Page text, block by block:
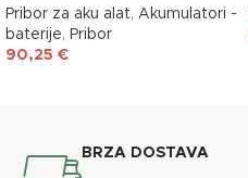
Pribor za aku alat, Akumulatori -
baterije, Pribor
90,25 €
BRZA DOSTAVA